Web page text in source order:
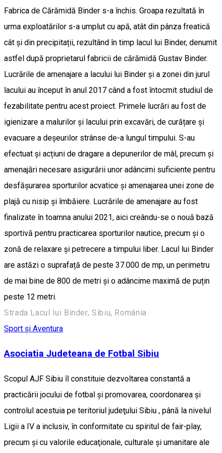
Fabrica de Cărămidă Binder s-a închis. Groapa rezultată în
urma exploatărilor s-a umplut cu apă, atât din pânza freatică
cât și din precipitații, rezultând în timp lacul lui Binder, denumit
astfel după proprietarul fabricii de cărămidă Gustav Binder.
Lucrările de amenajare a lacului lui Binder și a zonei din jurul
lacului au început în anul 2017 când a fost întocmit studiul de
fezabilitate pentru acest proiect. Primele lucrări au fost de
igienizare a malurilor și lacului prin excavări, de curățare și
evacuare a deșeurilor strânse de-a lungul timpului. S-au
efectuat și acțiuni de dragare a depunerilor de mâl, precum și
amenajări necesare asigurării unor adâncimi suficiente pentru
desfășurarea sporturilor acvatice și amenajarea unei zone de
plajă cu nisip și îmbăiere. Lucrările de amenajare au fost
finalizate în toamna anului 2021, aici creându-se o nouă bază
sportivă pentru practicarea sporturilor nautice, precum și o
zonă de relaxare și petrecere a timpului liber. Lacul lui Binder
are astăzi o suprafață de peste 37.000 de mp, un perimetru
de mai bine de 800 de metri și o adâncime maximă de puțin
peste 12 metri.
Strada Lacul lui Binder, Sibiu, România
Sport și Aventura
Asociatia Judeteana de Fotbal Sibiu
Scopul AJF Sibiu îl constituie dezvoltarea constantă a
practicării jocului de fotbal şi promovarea, coordonarea şi
controlul acestuia pe teritoriul judeţului Sibiu , până la nivelul
Ligii a IV a inclusiv, în conformitate cu spiritul de fair-play,
precum şi cu valorile educaţionale, culturale şi umanitare ale